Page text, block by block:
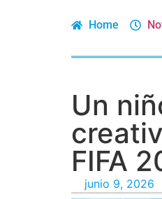
Home
Un
FIFA
junio 9, 2026